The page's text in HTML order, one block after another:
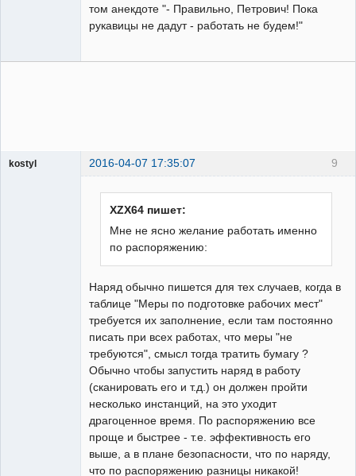
том анекдоте "- Правильно, Петрович! Пока
рукавицы не дадут - работать не будем!"
9
kostyl 2016-04-07 17:35:07
XZX64 пишет:
Мне не ясно желание работать именно
по распоряжению:
Наряд обычно пишется для тех случаев, когда в
таблице "Меры по подготовке рабочих мест"
требуется их заполнение, если там постоянно
писать при всех работах, что меры "не
требуются", смысл тогда тратить бумагу ?
Обычно чтобы запустить наряд в работу
(сканировать его и т.д.) он должен пройти
несколько инстанций, на это уходит
драгоценное время. По распоряжению все
проще и быстрее - т.е. эффективность его
выше, а в плане безопасности, что по наряду,
что по распоряжению разницы никакой!